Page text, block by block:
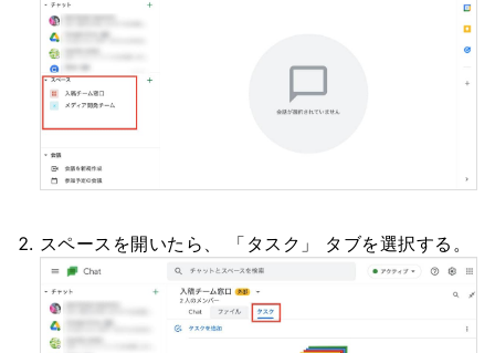
スペースを開いたら、 「タスク」 タブを選択する。